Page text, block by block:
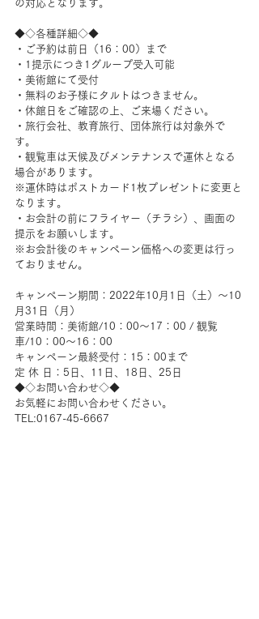
の対応となります。
◆◇各種詳細◇◆
・ご予約は前日（16：00）まで
・1提示につき1グループ受入可能
・美術館にて受付
・無料のお子様にタルトはつきません。
・休館日をご確認の上、ご来場ください。
・旅行会社、教育旅行、団体旅行は対象外で
す。
・観覧車は天候及びメンテナンスで運休となる
場合があります。
※運休時はポストカード1枚プレゼントに変更と
なります。
・お会計の前にフライヤー（チラシ）、画面の
提示をお願いします。
※お会計後のキャンペーン価格への変更は行っ
ておりません。
キャンペーン期間：2022年10月1日（土）～10
月31日（月）
営業時間：美術館/10：00～17：00 / 観覧
車/10：00～16：00
キャンペーン最終受付：15：00まで
定 休 日：5日、11日、18日、25日
◆◇お問い合わせ◇◆
お気軽にお問い合わせください。
TEL:0167-45-6667